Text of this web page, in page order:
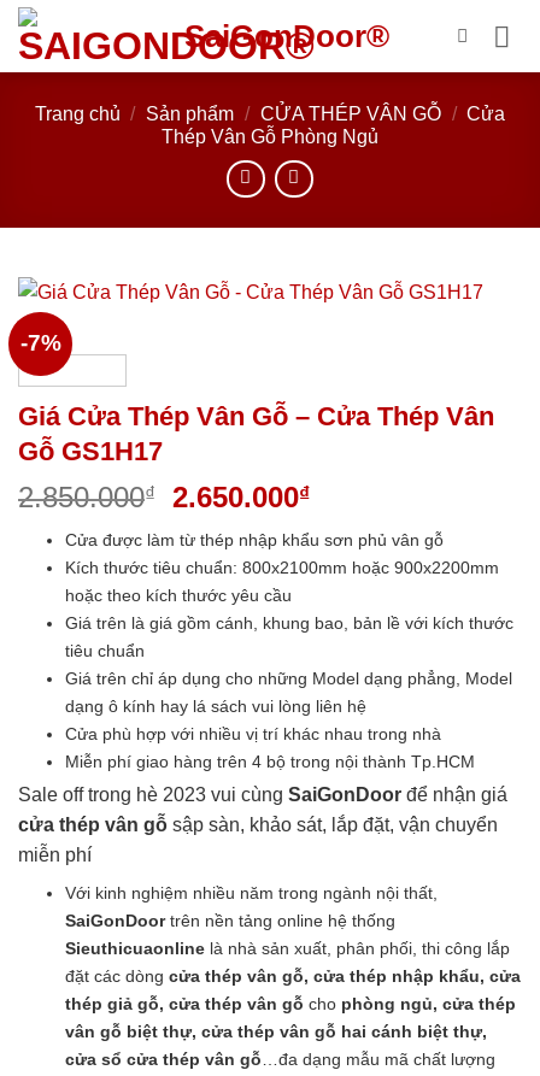
Bỏ
qua
nội
dung
SaiGonDoor®
Trang chủ / Sản phẩm / CỬA THÉP VÂN GỖ / Cửa
Thép Vân Gỗ Phòng Ngủ
-7%
Giá Cửa Thép Vân Gỗ – Cửa Thép Vân
Gỗ GS1H17
2.850.000₫
Giá
là:
2.850.000₫.
2.650.000₫Giá
tại
là:
2.650.000₫.
Cửa được làm từ thép nhập khẩu sơn phủ vân gỗ
Kích thước tiêu chuẩn: 800x2100mm hoặc 900x2200mm
hoặc theo kích thước yêu cầu
Giá trên là giá gồm cánh, khung bao, bản lề với kích thước
tiêu chuẩn
Giá trên chỉ áp dụng cho những Model dạng phẳng, Model
dạng ô kính hay lá sách vui lòng liên hệ
Cửa phù hợp với nhiều vị trí khác nhau trong nhà
Miễn phí giao hàng trên 4 bộ trong nội thành Tp.HCM
Sale off trong hè 2023 vui cùng SaiGonDoor để nhận giá
cửa thép vân gỗ sập sàn, khảo sát, lắp đặt, vận chuyển
miễn phí
Với kinh nghiệm nhiều năm trong ngành nội thất,
SaiGonDoortrên nền tảng online hệ thống
Sieuthicuaonlinelà nhà sản xuất, phân phối, thi công lắp
đặt các dòng cửa thép vân gỗ, cửa thép nhập khẩu, cửa
thép giả gỗ, cửa thép vân gỗ cho phòng ngủ, cửa thép
vân gỗ biệt thự, cửa thép vân gỗ hai cánh biệt thự,
cửa sổ cửa thép vân gỗ …đa dạng mẫu mã chất lượng